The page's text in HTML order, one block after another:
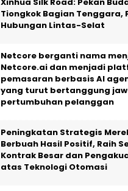
Xinhua Silk Road: Pekan
Tiongkok Bagian Tenggara,
Hubungan Lintas-Selat
Netcore berganti nama
Netcore.ai dan menjadi
pemasaran berbasis AI
yang turut bertanggung
pertumbuhan pelanggan
Peningkatan Strategis Merek
Berbuah Hasil Positif, Raih
Kontrak Besar dan
atas Teknologi Otomasi